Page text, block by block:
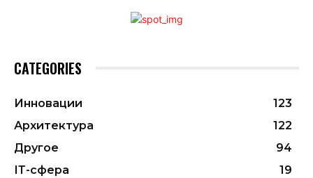
CATEGORIES
Инновации
123
Архитектура
122
Другое
94
ІТ-сфера
19